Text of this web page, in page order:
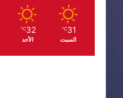
31
℃
السبت
32
℃
الأحد